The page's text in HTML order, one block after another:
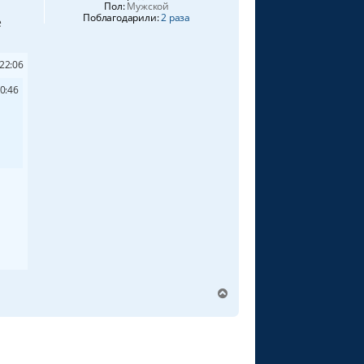
Пол:Мужской
Поблагодарили:2 раза
р